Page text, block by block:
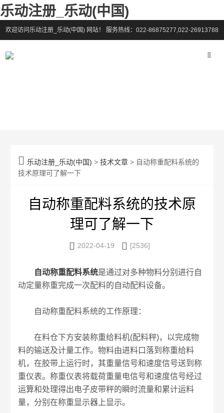
乐动注册_乐动(中国)
欢迎访问乐动注册_乐动(中国) 网站！ 服务热线：022-86875277,022-26913788
 乐动注册_乐动(中国) >技术文章 > 自动称重配料系统的
技术原理可了解一下
自动称重配料系统的技术原
理可了解一下
 2022-04-19  [2536]
自动称重配料系统是通过对多种物料分别进行自
动定量称重完成一次配料的自动配料设备。
自动称重配料系统的工作原理：
在料仓下方安装称重给料机(配料秤)，以完成物
料的输送及计量工作。物料由进料口落到称重给料
机，在胶带上运行时，其重量信号和速度信号送到称
重仪表。称重仪表将载荷重量电信号和速度信号经过
运算和处理得出电子皮带秤的瞬时流量和累计运料
量，分别在称重显示器上显示。